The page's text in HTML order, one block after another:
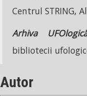
Centrul STRING,
Arhiva
bibliotecii
Autor